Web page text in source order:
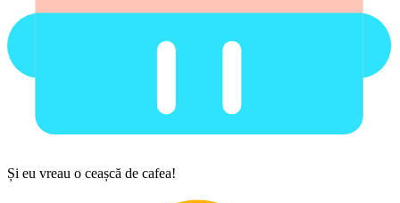
Și eu vreau o ceașcă de cafea!